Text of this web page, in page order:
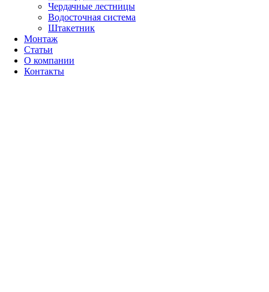
Чердачные лестницы
Водосточная система
Штакетник
Монтаж
Статьи
О компании
Контакты